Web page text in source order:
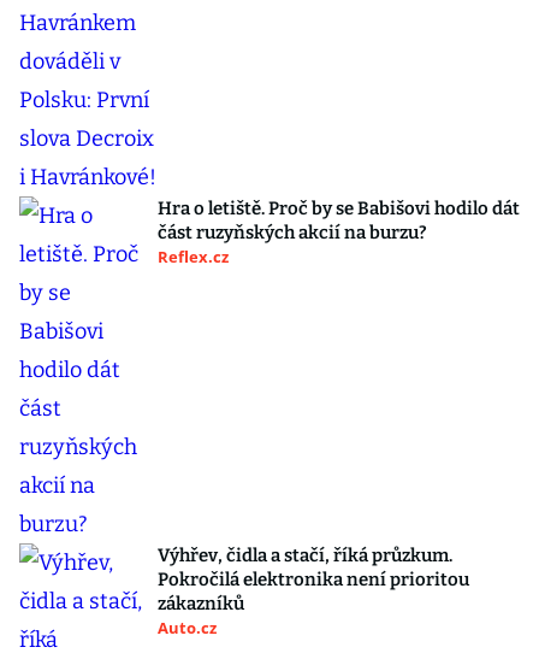
Hra o letiště. Proč by se Babišovi hodilo dát
část ruzyňských akcií na burzu?
Reflex.cz
Výhřev, čidla a stačí, říká průzkum.
Pokročilá elektronika není prioritou
zákazníků
Auto.cz